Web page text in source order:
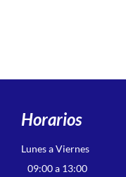
Horarios
Lunes a Viernes
09:00 a 13:00